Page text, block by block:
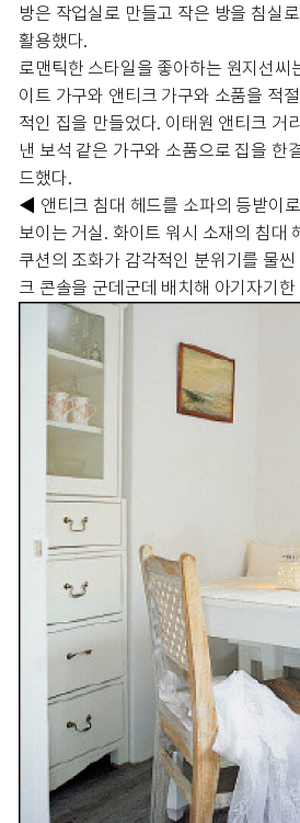
방은 작업실로 만들고 작은 방을 침실
활용했다.
로맨틱한 스타일을 좋아하는 원지선씨
이트 가구와 앤티크 가구와 소품을 적
적인 집을 만들었다. 이태원 앤티크 거
낸 보석 같은 가구와 소품으로 집을 한
드했다.
◀ 앤티크 침대 헤드를 소파의 등받이
보이는 거실. 화이트 워시 소재의 침대
쿠션의 조화가 감각적인 분위기를 물씬
크 콘솔을 군데군데 배치해 아기자기